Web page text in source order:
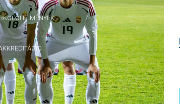
ÉLMÉNYEK